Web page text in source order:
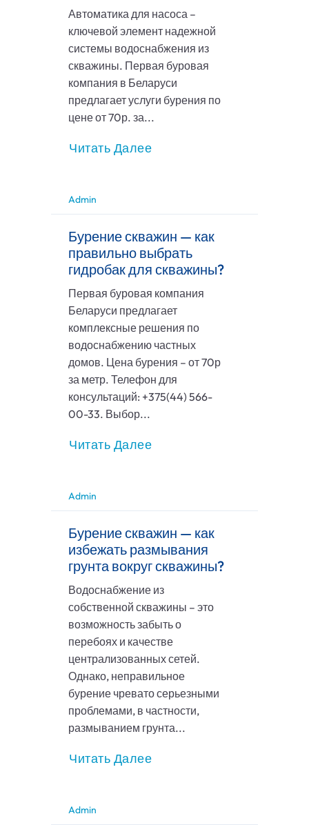
Автоматика для насоса –
ключевой элемент надежной
системы водоснабжения из
скважины. Первая буровая
компания в Беларуси
предлагает услуги бурения по
цене от 70р. за...
Читать Далее
Admin
Бурение скважин — как
правильно выбрать
гидробак для скважины?
Первая буровая компания
Беларуси предлагает
комплексные решения по
водоснабжению частных
домов. Цена бурения – от 70р
за метр. Телефон для
консультаций: +375(44) 566-
00-33. Выбор...
Читать Далее
Admin
Бурение скважин — как
избежать размывания
грунта вокруг скважины?
Водоснабжение из
собственной скважины – это
возможность забыть о
перебоях и качестве
централизованных сетей.
Однако, неправильное
бурение чревато серьезными
проблемами, в частности,
размыванием грунта...
Читать Далее
Admin